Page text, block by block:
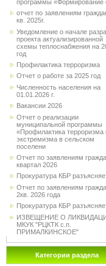
программы «Формирование
отчет по заявлениям
кв. 2025г.
Уведомление о начале
проекта актуализированной
схемы теплоснабжения на
год
Профилактика терроризма
Отчет о работе за 2025 год
Численность населения на
01.01.2026 г.
Вакансии 2026
Отчет о реализации
муниципальной программы
«Профилактика терроризма
экстремизма в сельском
поселени
Отчет по заявлениям
квартал 2026
Прокуратура КБР
Отчет по заявлениям
2кв. 2026 года
Прокуратура КБР
ИЗВЕЩЕНИЕ О
МКУК "РЦКТК с.п.
ПРИМАЛКИНСКОЕ"
Категории раздела